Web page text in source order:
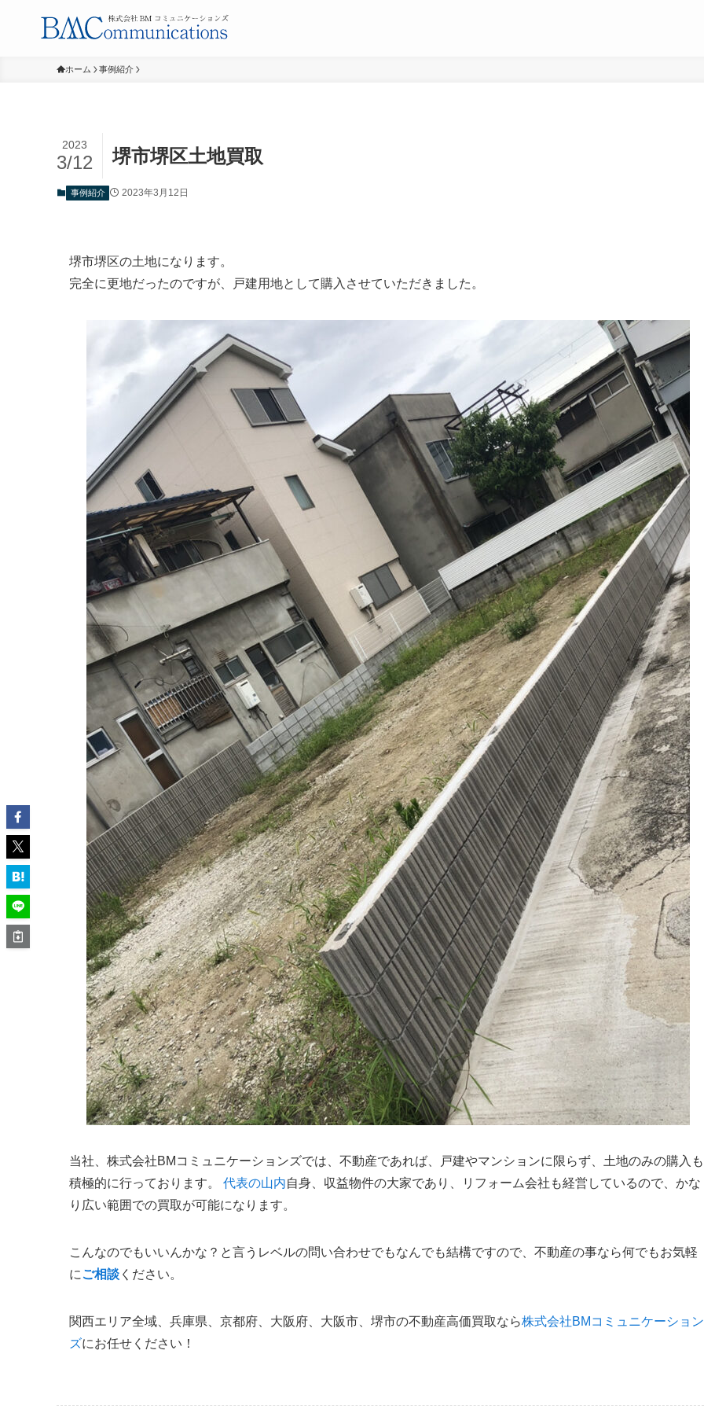
ホーム 事例紹介
堺市堺区土地買取
2023
3/12
事例紹介 2023年3月12日
堺市堺区の土地になります。
完全に更地だったのですが、戸建用地として購入させていただきました。
当社、株式会社BMコミュニケーションズでは、不動産であれば、戸建やマンションに限らず、土地のみの購入も
積極的に行っております。 代表の山内自身、収益物件の大家であり、リフォーム会社も経営しているので、かな
り広い範囲での買取が可能になります。
こんなのでもいいんかな？と言うレベルの問い合わせでもなんでも結構ですので、不動産の事なら何でもお気軽
にご相談 ください。
関西エリア全域、兵庫県、京都府、大阪府、大阪市、堺市の不動産高価買取なら株式会社BMコミュニケーション
ズにお任せください！